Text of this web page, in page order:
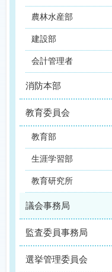
農林水産部
建設部
会計管理者
消防本部
教育委員会
教育部
生涯学習部
教育研究所
議会事務局
監査委員事務局
選挙管理委員会